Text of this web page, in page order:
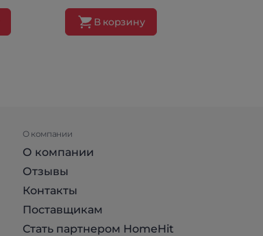
В корзину
О компании
О компании
Отзывы
Контакты
Поставщикам
Стать партнером HomeHit